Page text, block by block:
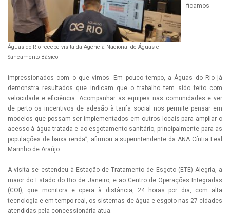
Águas do Rio recebe visita da Agência Nacional de Águas e
Saneamento Básico
ficamos
impressionados com o que vimos. Em pouco tempo, a Águas do Rio já
demonstra resultados que indicam que o trabalho tem sido feito com
velocidade e eficiência. Acompanhar as equipes nas comunidades e ver
de perto os incentivos de adesão à tarifa social nos permite pensar em
modelos que possam ser implementados em outros locais para ampliar o
acesso à água tratada e ao esgotamento sanitário, principalmente para as
populações de baixa renda”, afirmou a superintendente da ANA Cíntia Leal
Marinho de Araújo.
A visita se estendeu à Estação de Tratamento de Esgoto (ETE) Alegria, a
maior do Estado do Rio de Janeiro, e ao Centro de Operações Integradas
(COI), que monitora e opera à distância, 24 horas por dia, com alta
tecnologia e em tempo real, os sistemas de água e esgoto nas 27 cidades
atendidas pela concessionária atua.